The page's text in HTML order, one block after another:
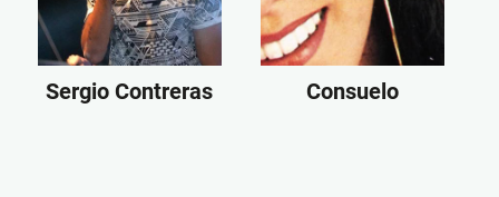
Sergio Contreras Consuelo